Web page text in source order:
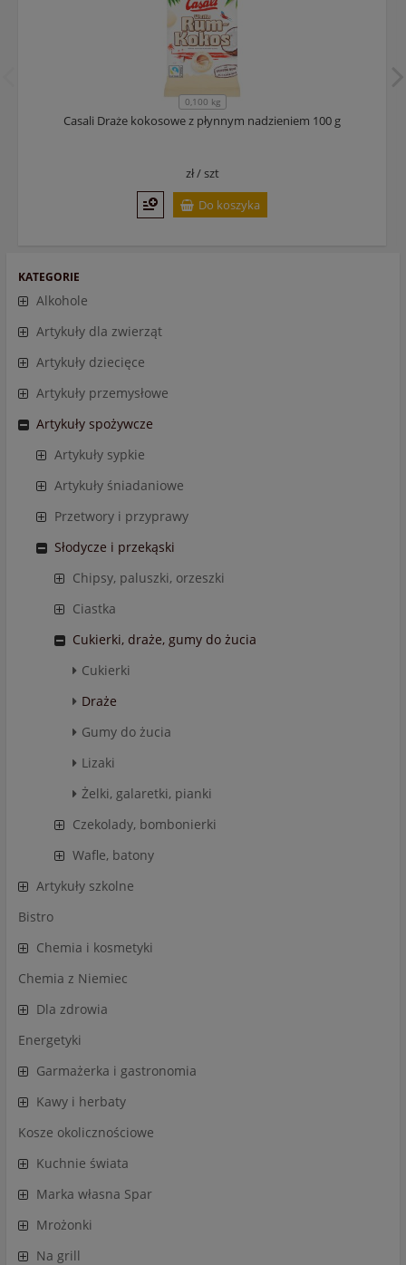
KATEGORIE
Alkohole
Artykuły dla zwierząt
Artykuły dziecięce
Artykuły przemysłowe
Artykuły spożywcze
Artykuły sypkie
Artykuły śniadaniowe
Przetwory i przyprawy
Słodycze i przekąski
Chipsy, paluszki, orzeszki
Ciastka
Cukierki, draże, gumy do żucia
Cukierki
Draże
Gumy do żucia
Lizaki
Żelki, galaretki, pianki
Czekolady, bombonierki
Wafle, batony
Artykuły szkolne
Bistro
Chemia i kosmetyki
Chemia z Niemiec
Dla zdrowia
Energetyki
Garmażerka i gastronomia
Kawy i herbaty
Kosze okolicznościowe
Kuchnie świata
Marka własna Spar
Mrożonki
Na grill
0,100 kg
Casali Draże kokosowe z płynnym nadzieniem 100 g
zł /szt
Do koszyka